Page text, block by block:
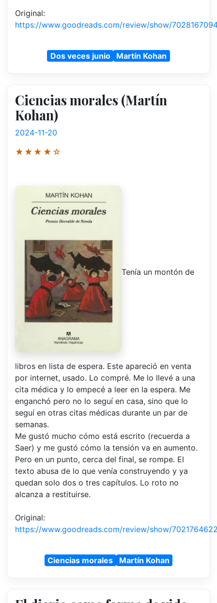
Original:
https://www.goodreads.com/review/show/
Dos veces junio Martín Kohan
Ciencias morales (Martín
Kohan)
2024-11-20
★★★★☆
Tenía un montón de
libros en lista de espera. Este apareció en venta
por internet, usado. Lo compré. Me lo llevé a una
cita médica y lo empecé a leer en la espera. Me
enganchó pero no lo seguí en casa, sino que lo
seguí en otras citas médicas durante un par de
semanas.
Me gustó mucho cómo está escrito (recuerda a
Saer) y me gustó cómo la tensión va en aumento.
Pero en un punto, cerca del final, se rompe. El
texto abusa de lo que venía construyendo y ya
quedan solo dos o tres capítulos. Lo roto no
alcanza a restituirse.
Original:
https://www.goodreads.com/review/show/
Ciencias morales Martín Kohan